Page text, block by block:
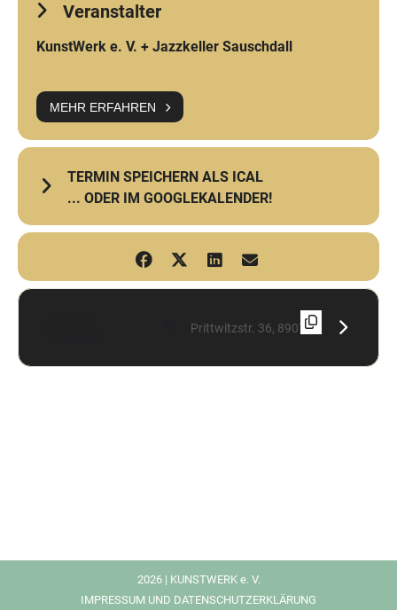
Veranstalter
KunstWerk e. V. + Jazzkeller Sauschdall
MEHR ERFAHREN
TERMIN SPEICHERN ALS ICAL
... ODER IM GOOGLEKALENDER!
Address - Malstrom (young urban jazz)
Destination Address - Malstrom (young
2026 | KUNSTWERK e. V.
IMPRESSUM UND DATENSCHUTZERKLÄRUNG